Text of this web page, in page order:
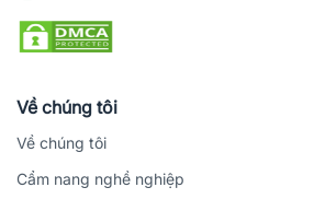
Về chúng tôi
Về chúng tôi
Cẩm nang nghề nghiệp